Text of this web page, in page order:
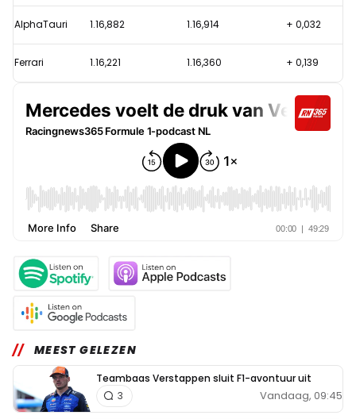
AlphaTauri 1.16,882 1.16,914 + 0,032
Ferrari 1.16,221 1.16,360 + 0,139
MEEST GELEZEN
Teambaas Verstappen sluit F1-avontuur uit
Vandaag, 09:45
3